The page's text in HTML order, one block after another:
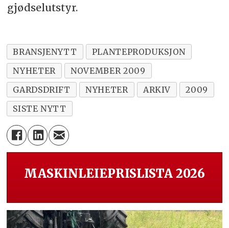
gjødselutstyr.
BRANSJENYTT
PLANTEPRODUKSJON
NYHETER
NOVEMBER 2009
GARDSDRIFT
NYHETER ARKIV
2009
SISTE NYTT
MASKINLEIEPRISLISTA 2026